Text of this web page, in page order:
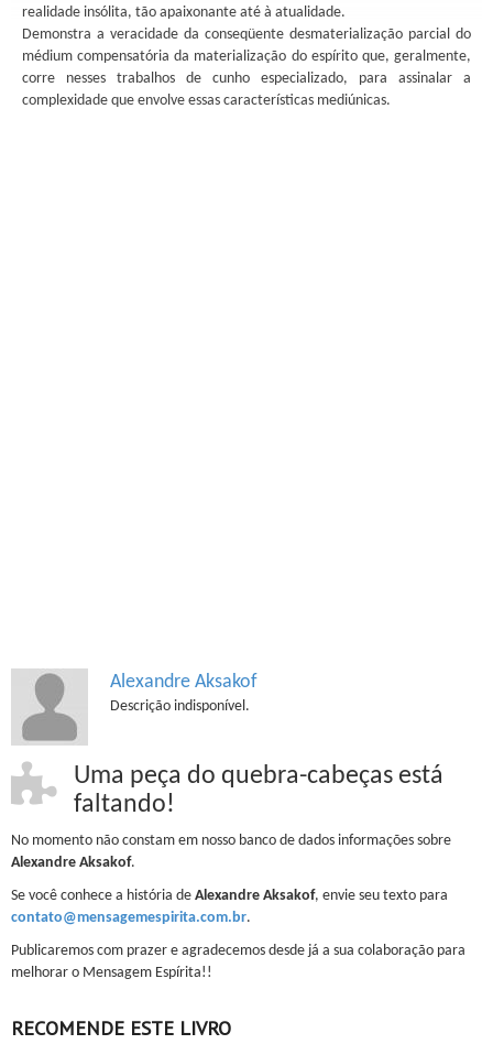
realidade insólita, tão apaixonante até à atualidade.
Demonstra a veracidade da conseqüente desmaterialização parcial do
médium compensatória da materialização do espírito que, geralmente,
corre nesses trabalhos de cunho especializado, para assinalar a
complexidade que envolve essas características mediúnicas.
Alexandre Aksakof
Descrição indisponível.
Uma peça do quebra-cabeças está
faltando!
No momento não constam em nosso banco de dados informações sobre
Alexandre Aksakof.
Se você conhece a história de Alexandre Aksakof, envie seu texto para
contato@mensagemespirita.com.br.
Publicaremos com prazer e agradecemos desde já a sua colaboração para
melhorar o Mensagem Espírita!!
RECOMENDE ESTE LIVRO